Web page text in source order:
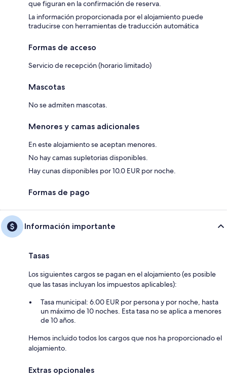
que figuran en la confirmación de reserva.
La información proporcionada por el alojamiento puede
traducirse con herramientas de traducción automática
Formas de acceso
Servicio de recepción (horario limitado)
Mascotas
No se admiten mascotas.
Menores y camas adicionales
En este alojamiento se aceptan menores.
No hay camas supletorias disponibles.
Hay cunas disponibles por 10.0 EUR por noche.
Formas de pago
Información importante
Tasas
Los siguientes cargos se pagan en el alojamiento (es posible
que las tasas incluyan los impuestos aplicables):
Tasa municipal: 6.00 EUR por persona y por noche, hasta
un máximo de 10 noches. Esta tasa no se aplica a menores
de 10 años.
Hemos incluido todos los cargos que nos ha proporcionado el
alojamiento.
Extras opcionales